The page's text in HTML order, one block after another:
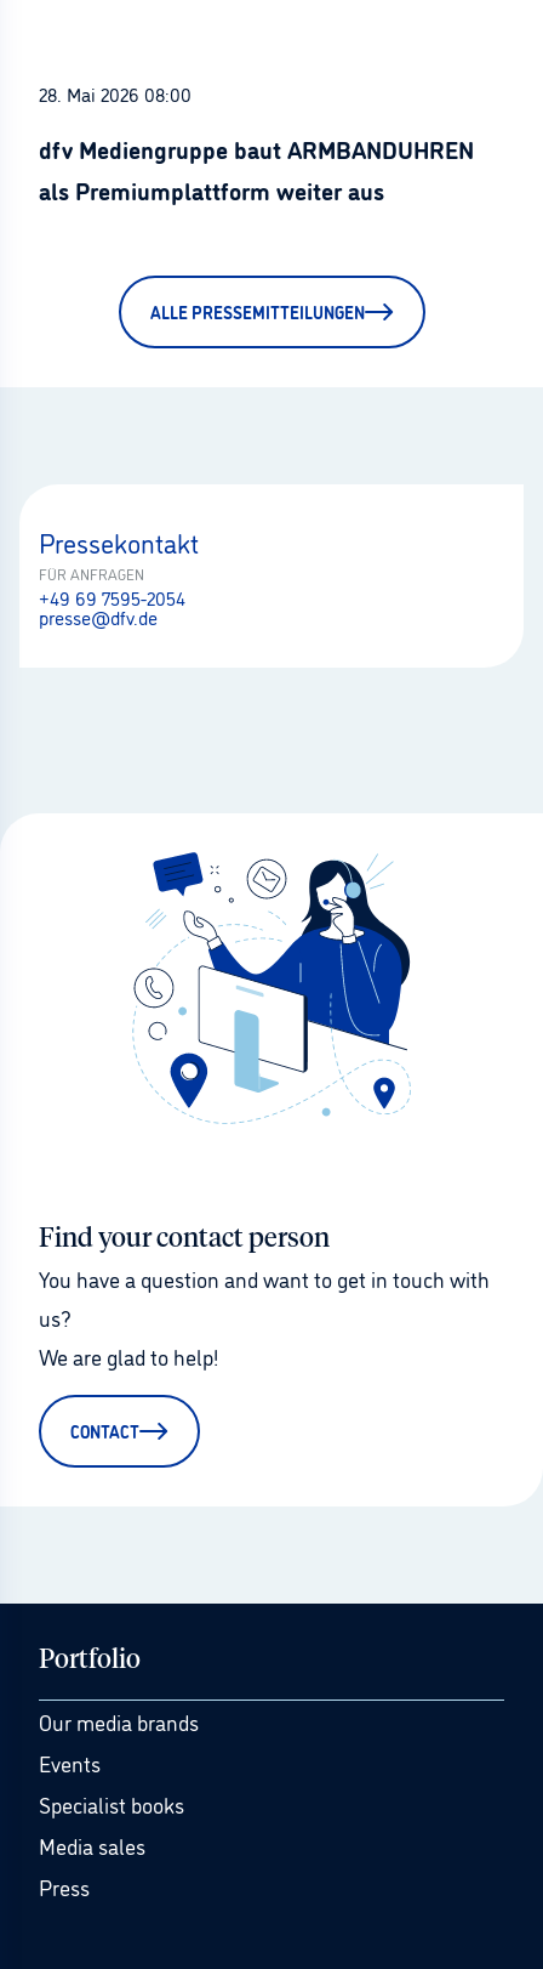
28. Mai 2026 08:00
dfv Mediengruppe baut ARMBANDUHREN
als Premiumplattform weiter aus
ALLE PRESSEMITTEILUNGEN
Pressekontakt
FÜR ANFRAGEN
+49 69 7595-2054
presse@dfv.de
Find your contact person
You have a question and want to get in touch with
us?
We are glad to help!
CONTACT
Portfolio
Our media brands
Events
Specialist books
Media sales
Press